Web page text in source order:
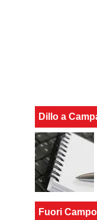
Dillo a
Fuori Campo